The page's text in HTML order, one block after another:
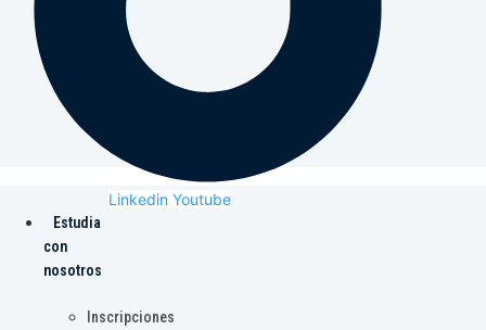
Linkedin Youtube
Estudia
con
nosotros
Inscripciones